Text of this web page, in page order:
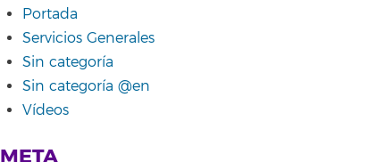
Portada
Servicios Generales
Sin categoría
Sin categoría @en
Vídeos
META